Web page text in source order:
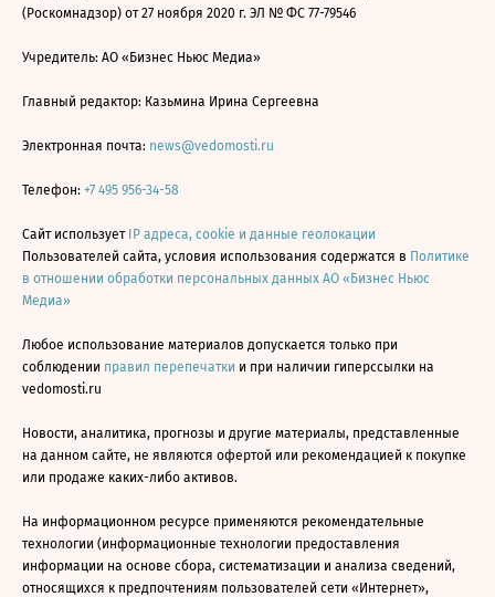
(Роскомнадзор) от 27 ноября 2020 г. ЭЛ № ФС 77-79546
Учредитель: АО «Бизнес Ньюс Медиа»
Главный редактор: Казьмина Ирина Сергеевна
Электронная почта: news@vedomosti.ru
Телефон: +7 495 956-34-58
Сайт использует IP адреса, cookie и данные геолокации
Пользователей сайта, условия использования содержатся в Политике
в отношении обработки персональных данных АО «Бизнес Ньюс
Медиа»
Любое использование материалов допускается только при
соблюдении правил перепечатки и при наличии гиперссылки на
vedomosti.ru
Новости, аналитика, прогнозы и другие материалы, представленные
на данном сайте, не являются офертой или рекомендацией к покупке
или продаже каких-либо активов.
На информационном ресурсе применяются рекомендательные
технологии (информационные технологии предоставления
информации на основе сбора, систематизации и анализа сведений,
относящихся к предпочтениям пользователей сети «Интернет»,